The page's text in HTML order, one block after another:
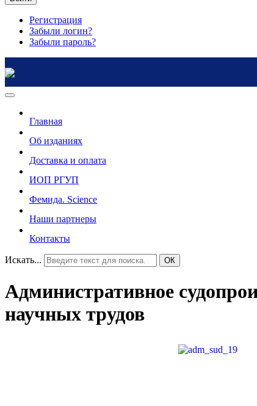
Регистрация
Забыли логин?
Забыли пароль?
Главная
Об изданиях
Доставка и оплата
ИОП РГУП
Фемида. Science
Наши партнеры
Контакты
Искать... ОК
Административное
научных трудов